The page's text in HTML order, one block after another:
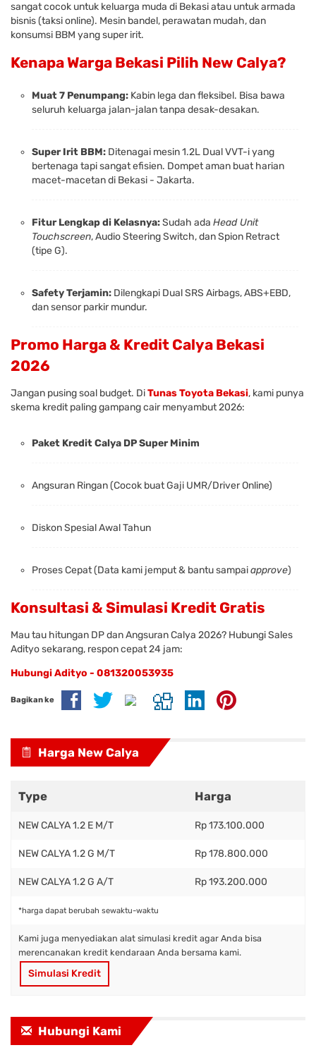
sangat cocok untuk keluarga muda di Bekasi atau untuk armada
bisnis (taksi online). Mesin bandel, perawatan mudah, dan
konsumsi BBM yang super irit.
Kenapa Warga Bekasi Pilih New Calya?
Muat 7 Penumpang: Kabin lega dan fleksibel. Bisa bawa
seluruh keluarga jalan-jalan tanpa desak-desakan.
Super Irit BBM: Ditenagai mesin 1.2L Dual VVT-i yang
bertenaga tapi sangat efisien. Dompet aman buat harian
macet-macetan di Bekasi - Jakarta.
Fitur Lengkap di Kelasnya:Sudah ada Head Unit
Touchscreen, Audio Steering Switch, dan Spion Retract
(tipe G).
Safety Terjamin: Dilengkapi Dual SRS Airbags, ABS+EBD,
dan sensor parkir mundur.
Promo Harga & Kredit Calya Bekasi
2026
Jangan pusing soal budget. DiTunas Toyota Bekasi, kami punya
skema kredit paling gampang cair menyambut 2026:
Paket Kredit Calya DP Super Minim
Angsuran Ringan (Cocok buat Gaji UMR/Driver Online)
Diskon Spesial Awal Tahun
Proses Cepat (Data kami jemput & bantu sampaiapprove)
Konsultasi & Simulasi Kredit Gratis
Mau tau hitungan DP dan Angsuran Calya 2026? Hubungi Sales
Adityo sekarang, respon cepat 24 jam:
Hubungi Adityo - 081320053935
Bagikan ke
Harga New Calya
Type Harga
NEW CALYA 1.2 E M/T Rp 173.100.000
NEW CALYA 1.2 G M/T Rp 178.800.000
NEW CALYA 1.2 G A/T Rp 193.200.000
*harga dapat berubah sewaktu-waktu
Kami juga menyediakan alat simulasi kredit agar Anda bisa
merencanakan kredit kendaraan Anda bersama kami.
Simulasi Kredit
Hubungi Kami